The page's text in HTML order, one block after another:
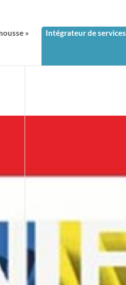
» Intégrateur de services